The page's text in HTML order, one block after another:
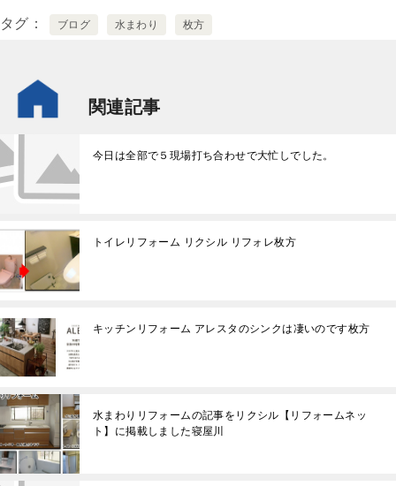
タグ ブログ 水まわり 枚方
関連記事
今日は全部で５現場打ち合わせで大忙しでした。
トイレリフォーム リクシル リフォレ枚方
キッチンリフォーム アレスタのシンクは凄いのです枚方
水まわりリフォームの記事をリクシル【リフォームネッ
ト】に掲載しました寝屋川